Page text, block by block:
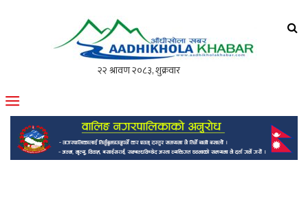
मोफसलकै लोकप्रिय अनलाइन पत्रिका